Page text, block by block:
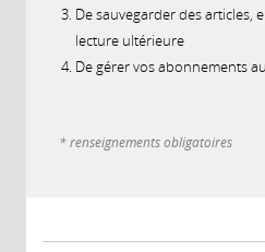
De sauvegarder des articles,
lecture ultérieure
De gérer vos abonnements
* renseignements obligatoires